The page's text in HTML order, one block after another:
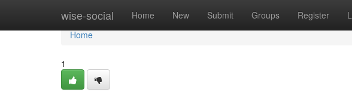
wise-social Home New Submit Groups Register
Home
Home
1